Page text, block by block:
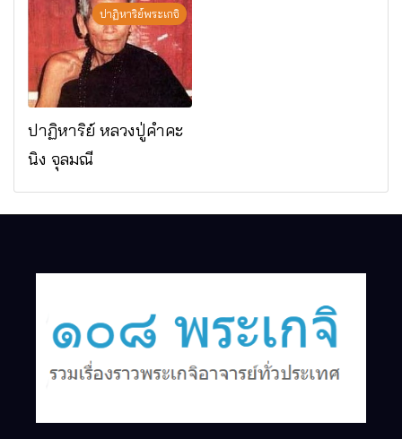
ดาราภิรมย์ อ.แม่ริม
จ.เชียงใหม่
ปาฏิหาริย์พระเกจิ
ปาฏิหาริย์ หลวงปู่คำคะ
นิง จุลมณี